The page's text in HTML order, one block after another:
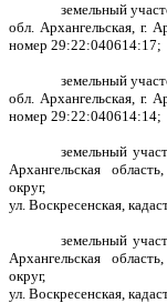
земельный
обл. Архангельская, г.
номер 29:22:040614:17;
земельный
обл. Архангельская, г.
номер 29:22:040614:14;
земельный
Архангельская
округ,
ул. Воскресенская,
земельный
Архангельская
округ,
ул. Воскресенская,